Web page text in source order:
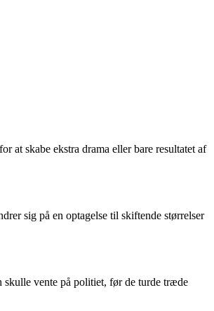
at skabe ekstra drama eller bare resultatet af
sig på en optagelse til skiftende størrelser
skulle vente på politiet, før de turde træde